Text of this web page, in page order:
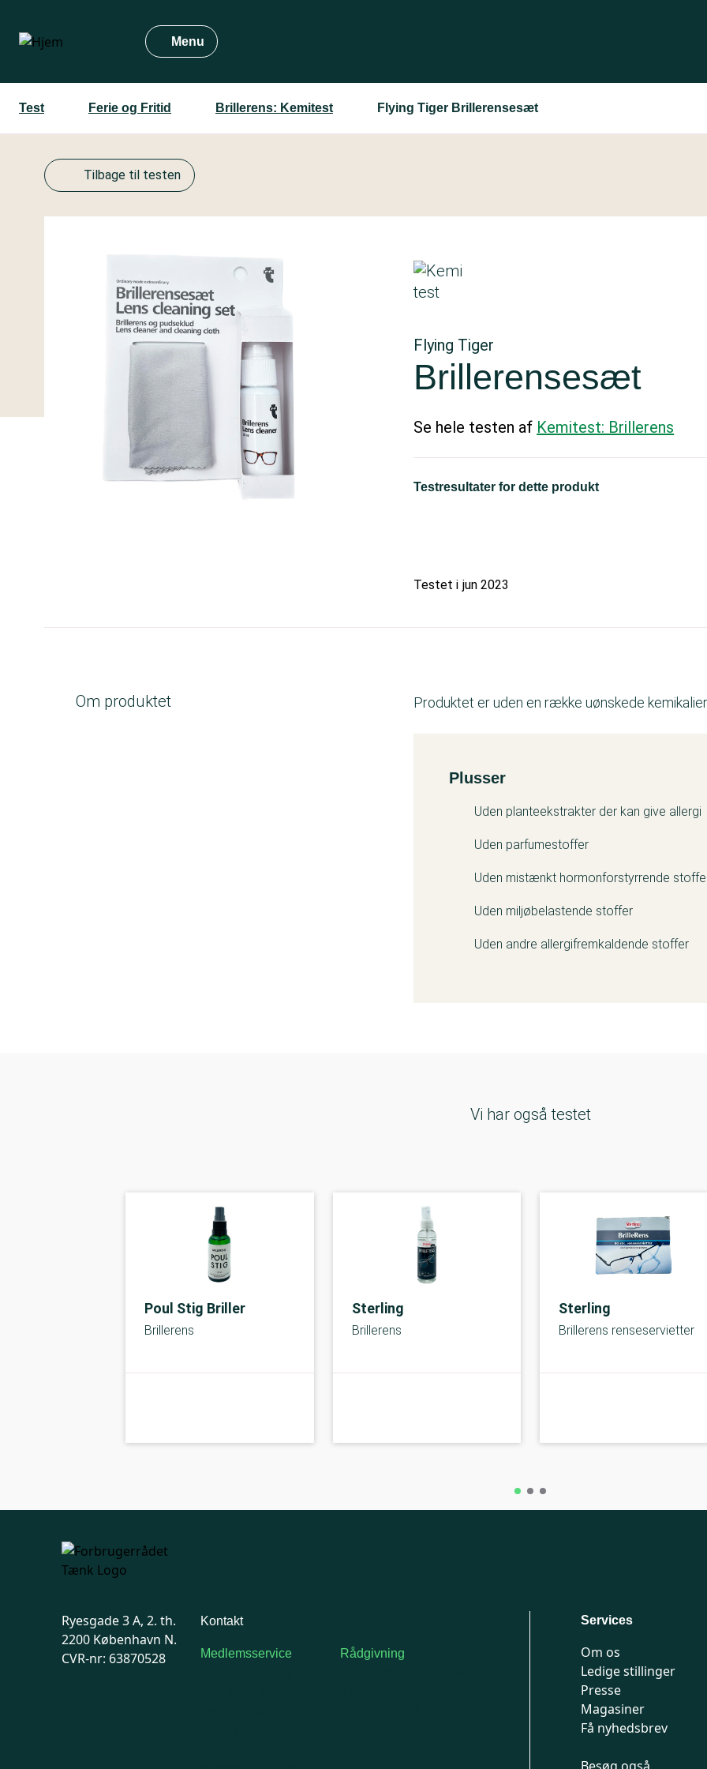
hovedindhold
Menu
Test Ferie og Fritid Brillerens: Kemitest Flying Tiger Brillerensesæt
Tilbage til testen
Flying Tiger
Brillerensesæt
Se hele testen af Kemitest: Brillerens
Testresultater for dette produkt
Testet i jun 2023
Om produktet Produktet er uden en række uønskede
Kemitest
Plusser
Uden planteekstrakter der kan give allergi
Uden parfumestoffer
Uden mistænkt hormonforstyrrende
Uden miljøbelastende stoffer
Uden andre allergifremkaldende stoffer
Vi har også testet
Poul Stig Briller
Brillerens
Sterling
Brillerens
Sterling
Brillerens renseservietter
Ryesgade 3 A, 2. th.
2200 København N.
CVR-nr: 63870528
Kontakt
Medlemsservice Rådgivning
Services
Om os
Ledige stillinger
Presse
Magasiner
Få nyhedsbrev